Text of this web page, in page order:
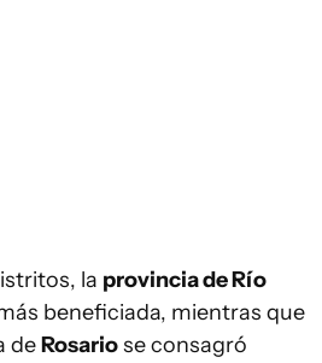
la provincia de Río
beneficiada, mientras que
deRosariose consagró